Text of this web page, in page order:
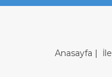
Anasayfa |